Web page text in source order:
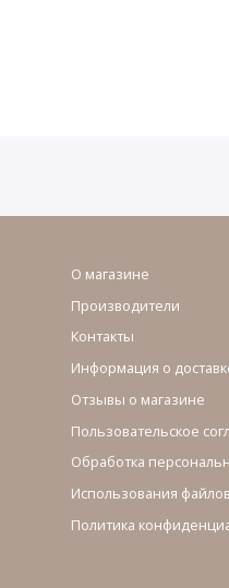
О магазине
Производители
Контакты
Информация о
Отзывы о магазине
Пользовательское
Обработка
Использования
Политика